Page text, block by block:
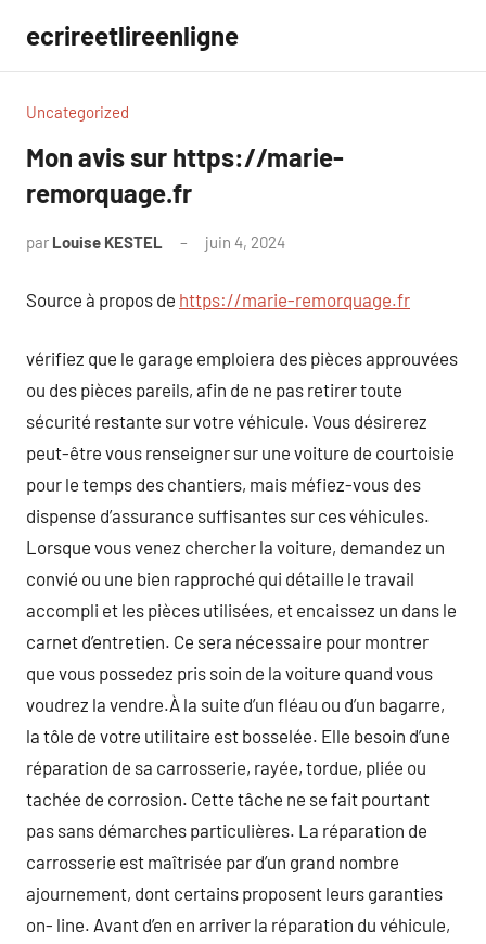
contenu
ecrireetlireenligne
Uncategorized
Mon avis sur https://marie-
remorquage.fr
par Louise KESTEL juin 4, 2024
Source à propos de https://marie-remorquage.fr
vérifiez que le garage emploiera des pièces approuvées
ou des pièces pareils, afin de ne pas retirer toute
sécurité restante sur votre véhicule. Vous désirerez
peut-être vous renseigner sur une voiture de courtoisie
pour le temps des chantiers, mais méfiez-vous des
dispense d’assurance suffisantes sur ces véhicules.
Lorsque vous venez chercher la voiture, demandez un
convié ou une bien rapproché qui détaille le travail
accompli et les pièces utilisées, et encaissez un dans le
carnet d’entretien. Ce sera nécessaire pour montrer
que vous possedez pris soin de la voiture quand vous
voudrez la vendre.À la suite d’un fléau ou d’un bagarre,
la tôle de votre utilitaire est bosselée. Elle besoin d’une
réparation de sa carrosserie, rayée, tordue, pliée ou
tachée de corrosion. Cette tâche ne se fait pourtant
pas sans démarches particulières. La réparation de
carrosserie est maîtrisée par d’un grand nombre
ajournement, dont certains proposent leurs garanties
on- line. Avant d’en en arriver la réparation du véhicule,